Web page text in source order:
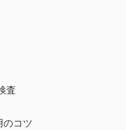
査
のコツ